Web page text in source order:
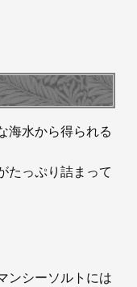
海水から得られる
たっぷり詰まって
ンシーソルトには